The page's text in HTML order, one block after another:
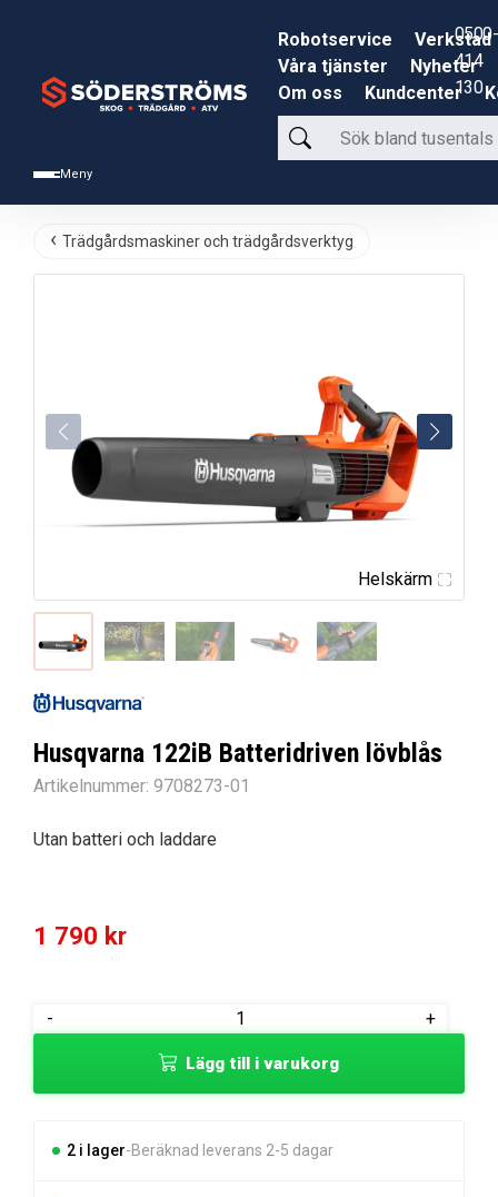
Meny
Robotservice
Verkstad
Våra tjänster
Nyheter
Om oss
Kundcenter
Sök
bland
produkter
0500-
414
130
Trädgårdsmaskiner och trädgårdsverktyg
Helskärm
Husqvarna 122iB Batteridriven lövblås
Artikelnummer: 9708273-01
Utan batteri och laddare
1 790 kr
-
Husqvarna
lövblås
+
Lägg till i varukorg
2 i lager Beräknad leverans 2-5 dagar